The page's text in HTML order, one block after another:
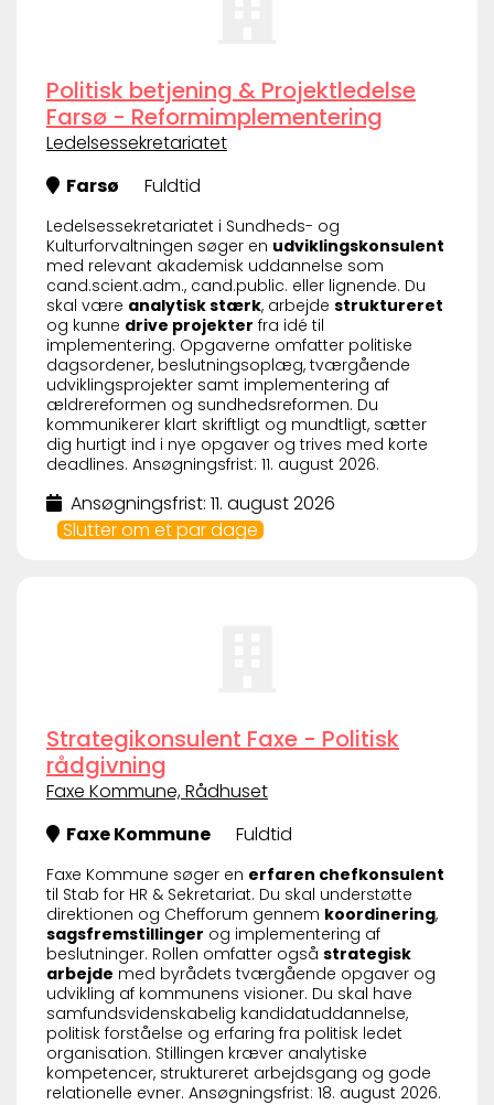
Politisk betjening & Projektledelse
Farsø - Reformimplementering
Ledelsessekretariatet
Farsø
Fuldtid
Ledelsessekretariatet i Sundheds- og
Kulturforvaltningen søger en udviklingskonsulent
med relevant akademisk uddannelse som
cand.scient.adm., cand.public. eller lignende. Du
skal være analytisk stærk, arbejde struktureret
og kunne drive projekter fra idé til
implementering. Opgaverne omfatter politiske
dagsordener, beslutningsoplæg, tværgående
udviklingsprojekter samt implementering af
ældrereformen og sundhedsreformen. Du
kommunikerer klart skriftligt og mundtligt, sætter
dig hurtigt ind i nye opgaver og trives med korte
deadlines. Ansøgningsfrist: 11. august 2026.
Ansøgningsfrist: 11. august 2026
Slutter om et par dage
Strategikonsulent Faxe - Politisk
rådgivning
Faxe Kommune, Rådhuset
Faxe Kommune
Fuldtid
Faxe Kommune søger en erfaren chefkonsulent
til Stab for HR & Sekretariat. Du skal understøtte
direktionen og Chefforum gennem koordinering,
sagsfremstillinger og implementering af
beslutninger. Rollen omfatter også strategisk
arbejde med byrådets tværgående opgaver og
udvikling af kommunens visioner. Du skal have
samfundsvidenskabelig kandidatuddannelse,
politisk forståelse og erfaring fra politisk ledet
organisation. Stillingen kræver analytiske
kompetencer, struktureret arbejdsgang og gode
relationelle evner. Ansøgningsfrist: 18. august 2026.